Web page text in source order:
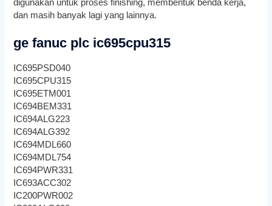
digunakan untuk proses finishing, membentuk benda kerja,
dan masih banyak lagi yang lainnya.
ge fanuc plc ic695cpu315
IC695PSD040
IC695CPU315
IC695ETM001
IC694BEM331
IC694ALG223
IC694ALG392
IC694MDL660
IC694MDL754
IC694PWR331
IC693ACC302
IC200PWR002